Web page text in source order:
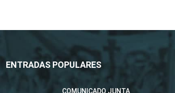
ENTRADAS POPULARES
COMUNICADO JUNTA